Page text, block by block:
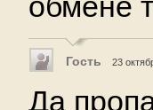
Гость 23
Да